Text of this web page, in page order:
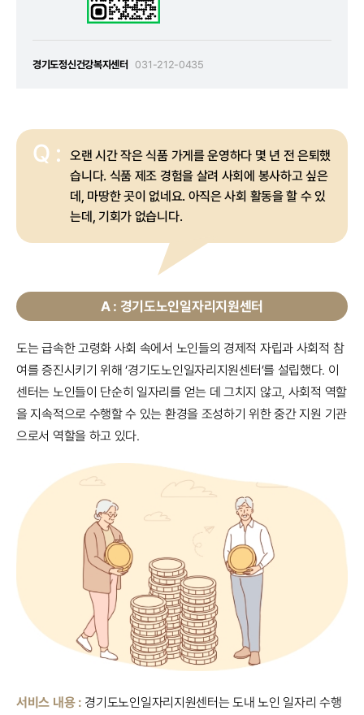
경기도정신건강복지센터 031-212-0435
Q :
오랜 시간 작은 식품 가게를 운영하다 몇 년 전 은퇴했
습니다. 식품 제조 경험을 살려 사회에 봉사하고 싶은
데, 마땅한 곳이 없네요. 아직은 사회 활동을 할 수 있
는데, 기회가 없습니다.
A : 경기도노인일자리지원센터
도는 급속한 고령화 사회 속에서 노인들의 경제적 자립과 사회적 참
여를 증진시키기 위해 ‘경기도노인일자리지원센터’를 설립했다. 이
센터는 노인들이 단순히 일자리를 얻는 데 그치지 않고, 사회적 역할
을 지속적으로 수행할 수 있는 환경을 조성하기 위한 중간 지원 기관
으로서 역할을 하고 있다.
서비스 내용 : 경기도노인일자리지원센터는 도내 노인 일자리 수행